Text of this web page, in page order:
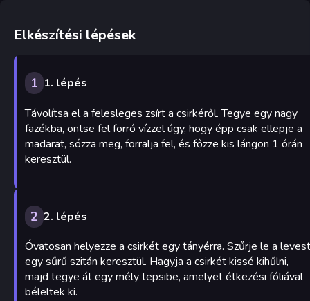
Elkészítési lépések
1 1. lépés
Távolítsa el a felesleges zsírt a csirkéről. Tegye egy nagy
fazékba, öntse fel forró vízzel úgy, hogy épp csak ellepje a
madarat, sózza meg, forralja fel, és főzze kis lángon 1 órán
keresztül.
2 2. lépés
Óvatosan helyezze a csirkét egy tányérra. Szűrje le a levest
egy sűrű szitán keresztül. Hagyja a csirkét kissé kihűlni,
majd tegye át egy mély tepsibe, amelyet étkezési fóliával
béleltek ki.